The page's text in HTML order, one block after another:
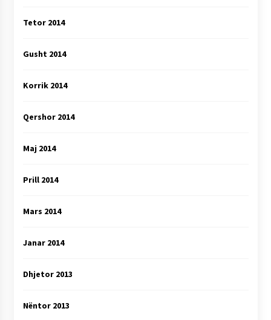
Tetor 2014
Gusht 2014
Korrik 2014
Qershor 2014
Maj 2014
Prill 2014
Mars 2014
Janar 2014
Dhjetor 2013
Nëntor 2013